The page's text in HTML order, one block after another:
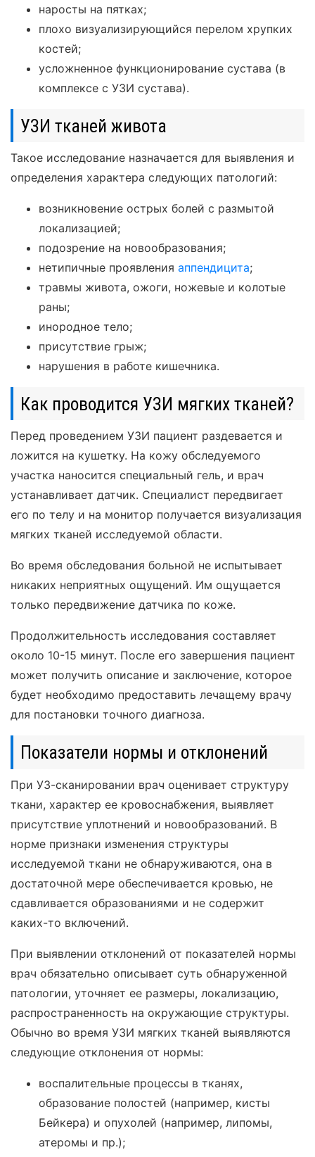
наросты на пятках;
плохо визуализирующийся перелом хрупких
костей;
усложненное функционирование сустава (в
комплексе с УЗИ сустава).
УЗИ тканей живота
Такое исследование назначается для выявления и
определения характера следующих патологий:
возникновение острых болей с размытой
локализацией;
подозрение на новообразования;
нетипичные проявления аппендицита;
травмы живота, ожоги, ножевые и колотые
раны;
инородное тело;
присутствие грыж;
нарушения в работе кишечника.
Как проводится УЗИ мягких тканей?
Перед проведением УЗИ пациент раздевается и
ложится на кушетку. На кожу обследуемого
участка наносится специальный гель, и врач
устанавливает датчик. Специалист передвигает
его по телу и на монитор получается визуализация
мягких тканей исследуемой области.
Во время обследования больной не испытывает
никаких неприятных ощущений. Им ощущается
только передвижение датчика по коже.
Продолжительность исследования составляет
около 10-15 минут. После его завершения пациент
может получить описание и заключение, которое
будет необходимо предоставить лечащему врачу
для постановки точного диагноза.
Показатели нормы и отклонений
При УЗ-сканировании врач оценивает структуру
ткани, характер ее кровоснабжения, выявляет
присутствие уплотнений и новообразований. В
норме признаки изменения структуры
исследуемой ткани не обнаруживаются, она в
достаточной мере обеспечивается кровью, не
сдавливается образованиями и не содержит
каких-то включений.
При выявлении отклонений от показателей нормы
врач обязательно описывает суть обнаруженной
патологии, уточняет ее размеры, локализацию,
распространенность на окружающие структуры.
Обычно во время УЗИ мягких тканей выявляются
следующие отклонения от нормы:
воспалительные процессы в тканях,
образование полостей (например, кисты
Бейкера) и опухолей (например, липомы,
атеромы и пр.);